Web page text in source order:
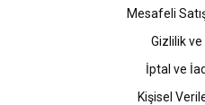
Mesafeli
Gizlilik
İptal ve
Kişisel